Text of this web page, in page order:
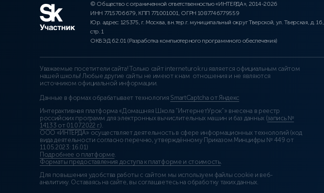
© Общество с ограниченной ответственностью «ИНТЕРДА», 2014-2026
ИНН 7715706679, КПП 771001001, ОГРН 1087746779559
Юр. адрес: 125375, г. Москва, вн.тер.г. муниципальный округ Тверской, ул. Тверская, д. 16,
стр. 1
ОКВЭД 62.01 (Разработка компьютерного программного обеспечения)
Уважаемые посетители сайта! Только сайт interneturok.ru является официальным сайтом
нашей школы! Любые другие сайты не имеют к нам отношения и не являются
источником официальной информации.
Данные в формах обрабатывает технология SmartCaptcha от Яндекс
Интерактивная платформа «Домашняя Школа “ИнтернетУрок”» внесена в реестр
российских программ для электронных вычислительных машин и баз данных (запись №
14133 от 01.07.2022 г.).
ООО «ИНТЕРДА» осуществляет деятельность в сфере информационных технологий (код
вида деятельности согласно перечню, утверждённому Приказом Минцифры № 449 от
11.05.2023: 16.01)
Подробнее о платформе.
Форматы предоставления доступа к платформе и стоимость.
Для повышения удобства работы с сайтом мы используем файлы cookie и веб-
аналитику. Оставаясь на сайте, вы соглашаетесь на обработку таких данных.